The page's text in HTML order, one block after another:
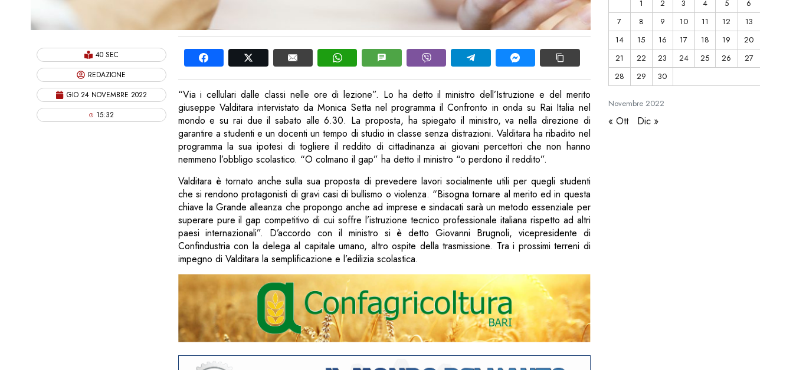
40 SEC
REDAZIONE
GIO 24 NOVEMBRE 2022
15:32
“Via i cellulari dalle classi nelle ore di lezione”. Lo ha detto il ministro dell’Istruzione e del merito
giuseppe Valditara intervistato da Monica Setta nel programma il Confronto in onda su Rai Italia nel
mondo e su rai due il sabato alle 6.30. La proposta, ha spiegato il ministro, va nella direzione di
garantire a studenti e un docenti un tempo di studio in classe senza distrazioni. Valditara ha ribadito nel
programma la sua ipotesi di togliere il reddito di cittadinanza ai giovani percettori che non hanno
nemmeno l’obbligo scolastico. “O colmano il gap” ha detto il ministro “o perdono il reddito”.
Valditara è tornato anche sulla sua proposta di prevedere lavori socialmente utili per quegli studenti
che si rendono protagonisti di gravi casi di bullismo o violenza. “Bisogna tornare al merito ed in questa
chiave la Grande alleanza che propongo anche ad imprese e sindacati sarà un metodo essenziale per
superare pure il gap competitivo di cui soffre l’istruzione tecnico professionale italiana rispetto ad altri
paesi internazionali”. D’accordo con il ministro si è detto Giovanni Brugnoli, vicepresidente di
Confindustria con la delega al capitale umano, altro ospite della trasmissione. Tra i prossimi terreni di
impegno di Valditara la semplificazione e l’edilizia scolastica.
Novembre2022
1
2 3 4 5
6
7
8 9 10 11 12
13
14
15 16 17 18 19
20
21
22 23 24 25 26
27
28
29 30
« Ott Dic »